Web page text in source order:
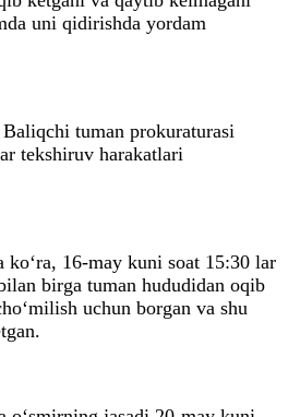
uni qidirishda yordam
tuman prokuraturasi
tekshiruv harakatlari
ko‘ra, 16-may kuni soat 15:30 lar
birga tuman hududidan oqib
uchun borgan va shu